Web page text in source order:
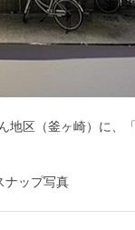
地区（釜ヶ崎）に、
ナップ写真